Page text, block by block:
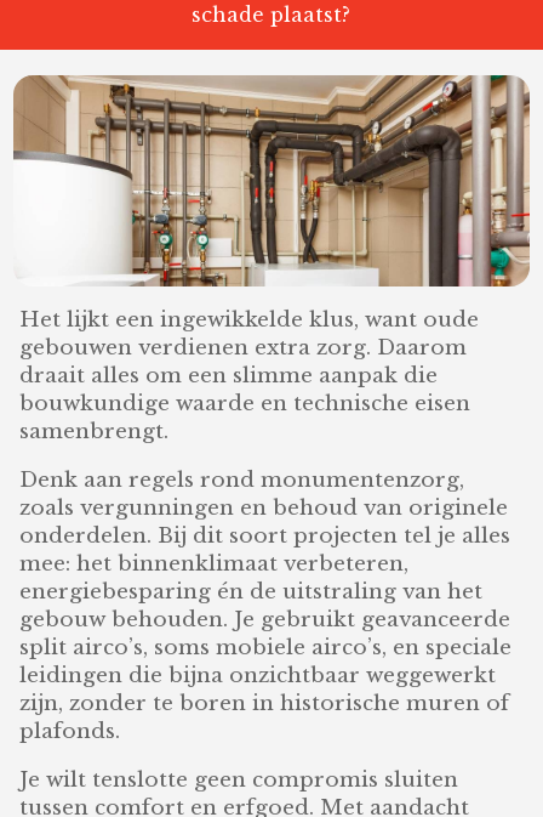
schade plaatst?
Het lijkt een ingewikkelde klus, want oude
gebouwen verdienen extra zorg. Daarom
draait alles om een slimme aanpak die
bouwkundige waarde en technische eisen
samenbrengt.
Denk aan regels rond monumentenzorg,
zoals vergunningen en behoud van originele
onderdelen. Bij dit soort projecten tel je alles
mee: het binnenklimaat verbeteren,
energiebesparing én de uitstraling van het
gebouw behouden. Je gebruikt geavanceerde
split airco’s, soms mobiele airco’s, en speciale
leidingen die bijna onzichtbaar weggewerkt
zijn, zonder te boren in historische muren of
plafonds.
Je wilt tenslotte geen compromis sluiten
tussen comfort en erfgoed. Met aandacht